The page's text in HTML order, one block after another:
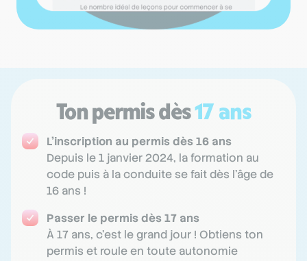
Ton permis dès17 ans
L'inscription au permis dès 16 ans
Depuis le 1 janvier 2024, la formation au
code puis à la conduite se fait dès l'âge de
16 ans !
Passer le permis dès 17 ans
À 17 ans, c'est le grand jour ! Obtiens ton
permis et roule en toute autonomie